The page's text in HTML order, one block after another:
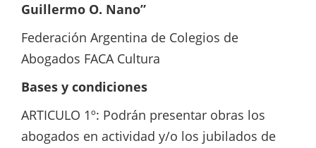
Guillermo O. Nano”
Federación Argentina de Colegios de
Abogados FACA Cultura
Bases y condiciones
ARTICULO 1º: Podrán presentar obras los
abogados en actividad y/o los jubilados de